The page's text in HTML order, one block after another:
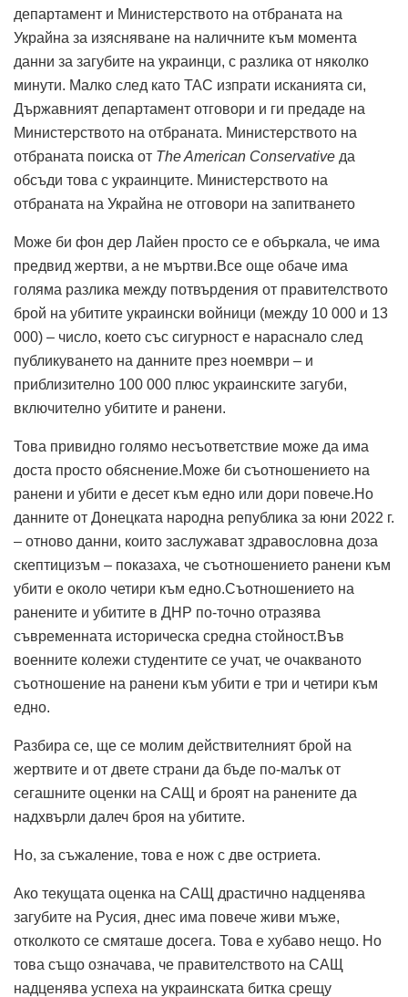
департамент и Министерството на отбраната на
Украйна за изясняване на наличните към момента
данни за загубите на украинци, с разлика от няколко
минути. Малко след като TAC изпрати исканията си,
Държавният департамент отговори и ги предаде на
Министерството на отбраната. Министерството на
отбраната поиска от The American Conservative да
обсъди това с украинците. Министерството на
отбраната на Украйна не отговори на запитването
Може би фон дер Лайен просто се е объркала, че има
предвид жертви, а не мъртви.Все още обаче има
голяма разлика между потвърдения от правителството
брой на убитите украински войници (между 10 000 и 13
000) – число, което със сигурност е нараснало след
публикуването на данните през ноември – и
приблизително 100 000 плюс украинските загуби,
включително убитите и ранени.
Това привидно голямо несъответствие може да има
доста просто обяснение.Може би съотношението на
ранени и убити е десет към едно или дори повече.Но
данните от Донецката народна република за юни 2022 г.
– отново данни, които заслужават здравословна доза
скептицизъм – показаха, че съотношението ранени към
убити е около четири към едно.Съотношението на
ранените и убитите в ДНР по-точно отразява
съвременната историческа средна стойност.Във
военните колежи студентите се учат, че очакваното
съотношение на ранени към убити е три и четири към
едно.
Разбира се, ще се молим действителният брой на
жертвите и от двете страни да бъде по-малък от
сегашните оценки на САЩ и броят на ранените да
надхвърли далеч броя на убитите.
Но, за съжаление, това е нож с две остриета.
Ако текущата оценка на САЩ драстично надценява
загубите на Русия, днес има повече живи мъже,
отколкото се смяташе досега. Това е хубаво нещо. Но
това също означава, че правителството на САЩ
надценява успеха на украинската битка срещу